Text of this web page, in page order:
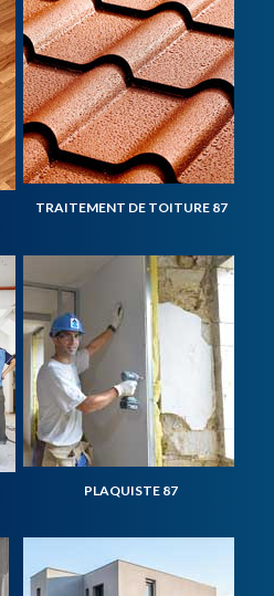
TRAITEMENT DE TOITURE 87
PLAQUISTE 87